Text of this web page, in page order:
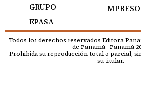
GRUPO
EPASA
Todos los derechos reservados Editora
de Panamá - Panamá
Prohibida su reproducción total o parcial,
su titular.